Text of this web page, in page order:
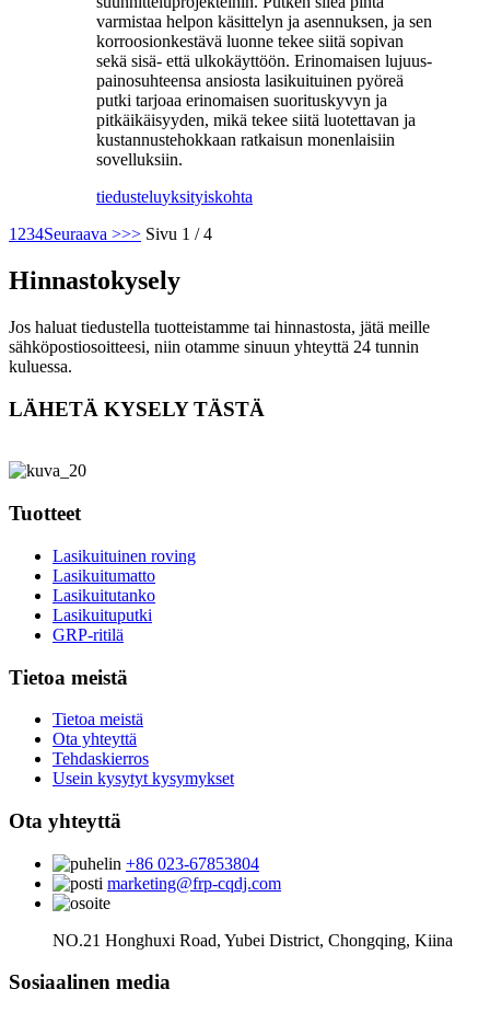
varmistaa helpon käsittelyn ja asennuksen, ja sen
korroosionkestävä luonne tekee siitä sopivan
sekä sisä- että ulkokäyttöön. Erinomaisen lujuus-
painosuhteensa ansiosta lasikuituinen pyöreä
putki tarjoaa erinomaisen suorituskyvyn ja
pitkäikäisyyden, mikä tekee siitä luotettavan ja
kustannustehokkaan ratkaisun monenlaisiin
sovelluksiin.
tiedusteluyksityiskohta
1 234Seuraava >>> Sivu 1 / 4
Hinnastokysely
Jos haluat tiedustella tuotteistamme tai hinnastosta, jätä meille
sähköpostiosoitteesi, niin otamme sinuun yhteyttä 24 tunnin
kuluessa.
LÄHETÄ KYSELY TÄSTÄ
Tuotteet
Lasikuituinen roving
Lasikuitumatto
Lasikuitutanko
Lasikuituputki
GRP-ritilä
Tietoa meistä
Tietoa meistä
Ota yhteyttä
Tehdaskierros
Usein kysytyt kysymykset
Ota yhteyttä
+86 023-67853804
marketing@frp-cqdj.com
NO.21 Honghuxi Road, Yubei District, Chongqing, Kiina
Sosiaalinen media